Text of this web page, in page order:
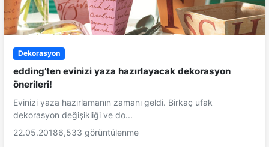
Dekorasyon
edding’ten evinizi yaza hazırlayacak dekorasyon
önerileri!
Evinizi yaza hazırlamanın zamanı geldi. Birkaç ufak
dekorasyon değişikliği ve do...
22.05.20186,533 görüntülenme